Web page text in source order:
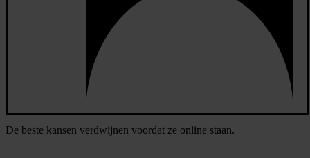
De beste kansen verdwijnen voordat ze online staan.